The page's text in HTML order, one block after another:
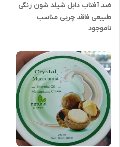
ضد آفتاب دابل شیلد شون رنگی
طبیعی فاقد چربی مناسب
پوست های چرب و مستعد
جوش SPF50
ناموجود